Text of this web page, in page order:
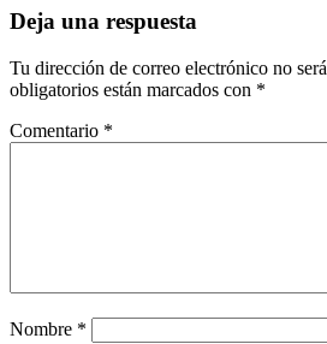
Deja una respuesta
Tu dirección de correo electrónico no
obligatorios están marcados con *
Comentario *
Nombre *